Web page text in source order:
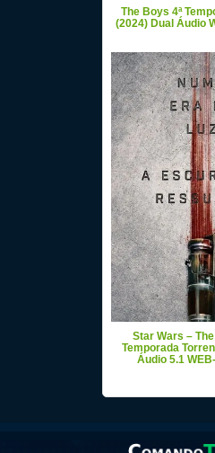
The Boys 4ª
(2024) Dual Áudio
Star Wars –
Temporada
Áudio 5.1